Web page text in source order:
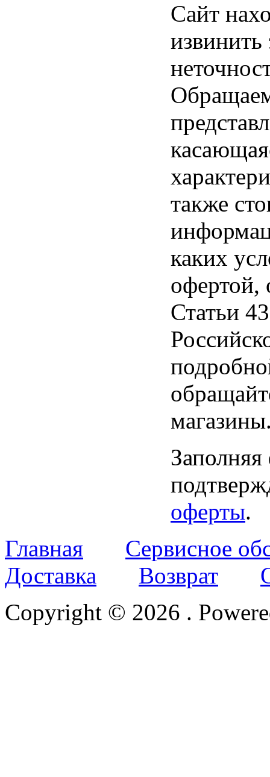
Сайт
также
каких
офертой,
Статьи
оферты.
Главная
Сервисное
Доставка
Возврат
Copyright © 2026 .